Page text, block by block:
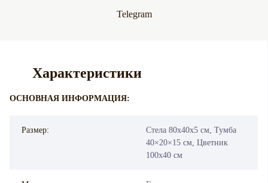
Telegram
Характеристики
ОСНОВНАЯ ИНФОРМАЦИЯ:
Размер:
Стела 80х40х5 см, Тумба
40×20×15 см, Цветник
100х40 см